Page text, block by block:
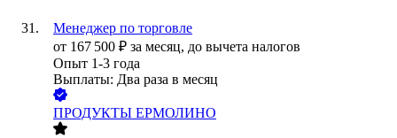
Менеджер по торговле
от 167 500 ₽ за месяц, до вычета налогов
Опыт 1-3 года
Выплаты: Два раза в месяц
ПРОДУКТЫ ЕРМОЛИНО